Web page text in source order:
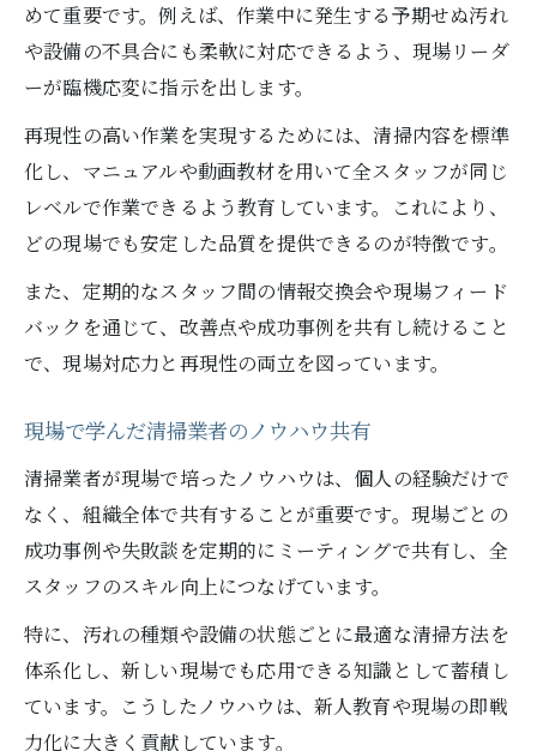
めて重要です。例えば、作業中に発生する予期せぬ汚れ
や設備の不具合にも柔軟に対応できるよう、現場リーダ
ーが臨機応変に指示を出します。
再現性の高い作業を実現するためには、清掃内容を標準
化し、マニュアルや動画教材を用いて全スタッフが同じ
レベルで作業できるよう教育しています。これにより、
どの現場でも安定した品質を提供できるのが特徴です。
また、定期的なスタッフ間の情報交換会や現場フィード
バックを通じて、改善点や成功事例を共有し続けること
で、現場対応力と再現性の両立を図っています。
現場で学んだ清掃業者のノウハウ共有
清掃業者が現場で培ったノウハウは、個人の経験だけで
なく、組織全体で共有することが重要です。現場ごとの
成功事例や失敗談を定期的にミーティングで共有し、全
スタッフのスキル向上につなげています。
特に、汚れの種類や設備の状態ごとに最適な清掃方法を
体系化し、新しい現場でも応用できる知識として蓄積し
ています。こうしたノウハウは、新人教育や現場の即戦
力化に大きく貢献しています。